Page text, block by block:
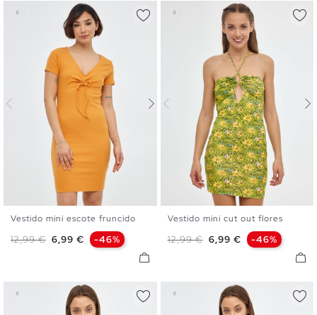
Vestido mini escote fruncido
Precio base
12,99 € Precio
6,99 € -46%
Vestido mini cut out flores
Precio base
12,99 € Precio
6,99 € -46%